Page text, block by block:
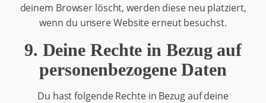
deinem Browser löscht, werden diese neu platziert,
wenn du unsere Website erneut besuchst.
9. Deine Rechte in Bezug auf
personenbezogene Daten
Du hast folgende Rechte in Bezug auf deine